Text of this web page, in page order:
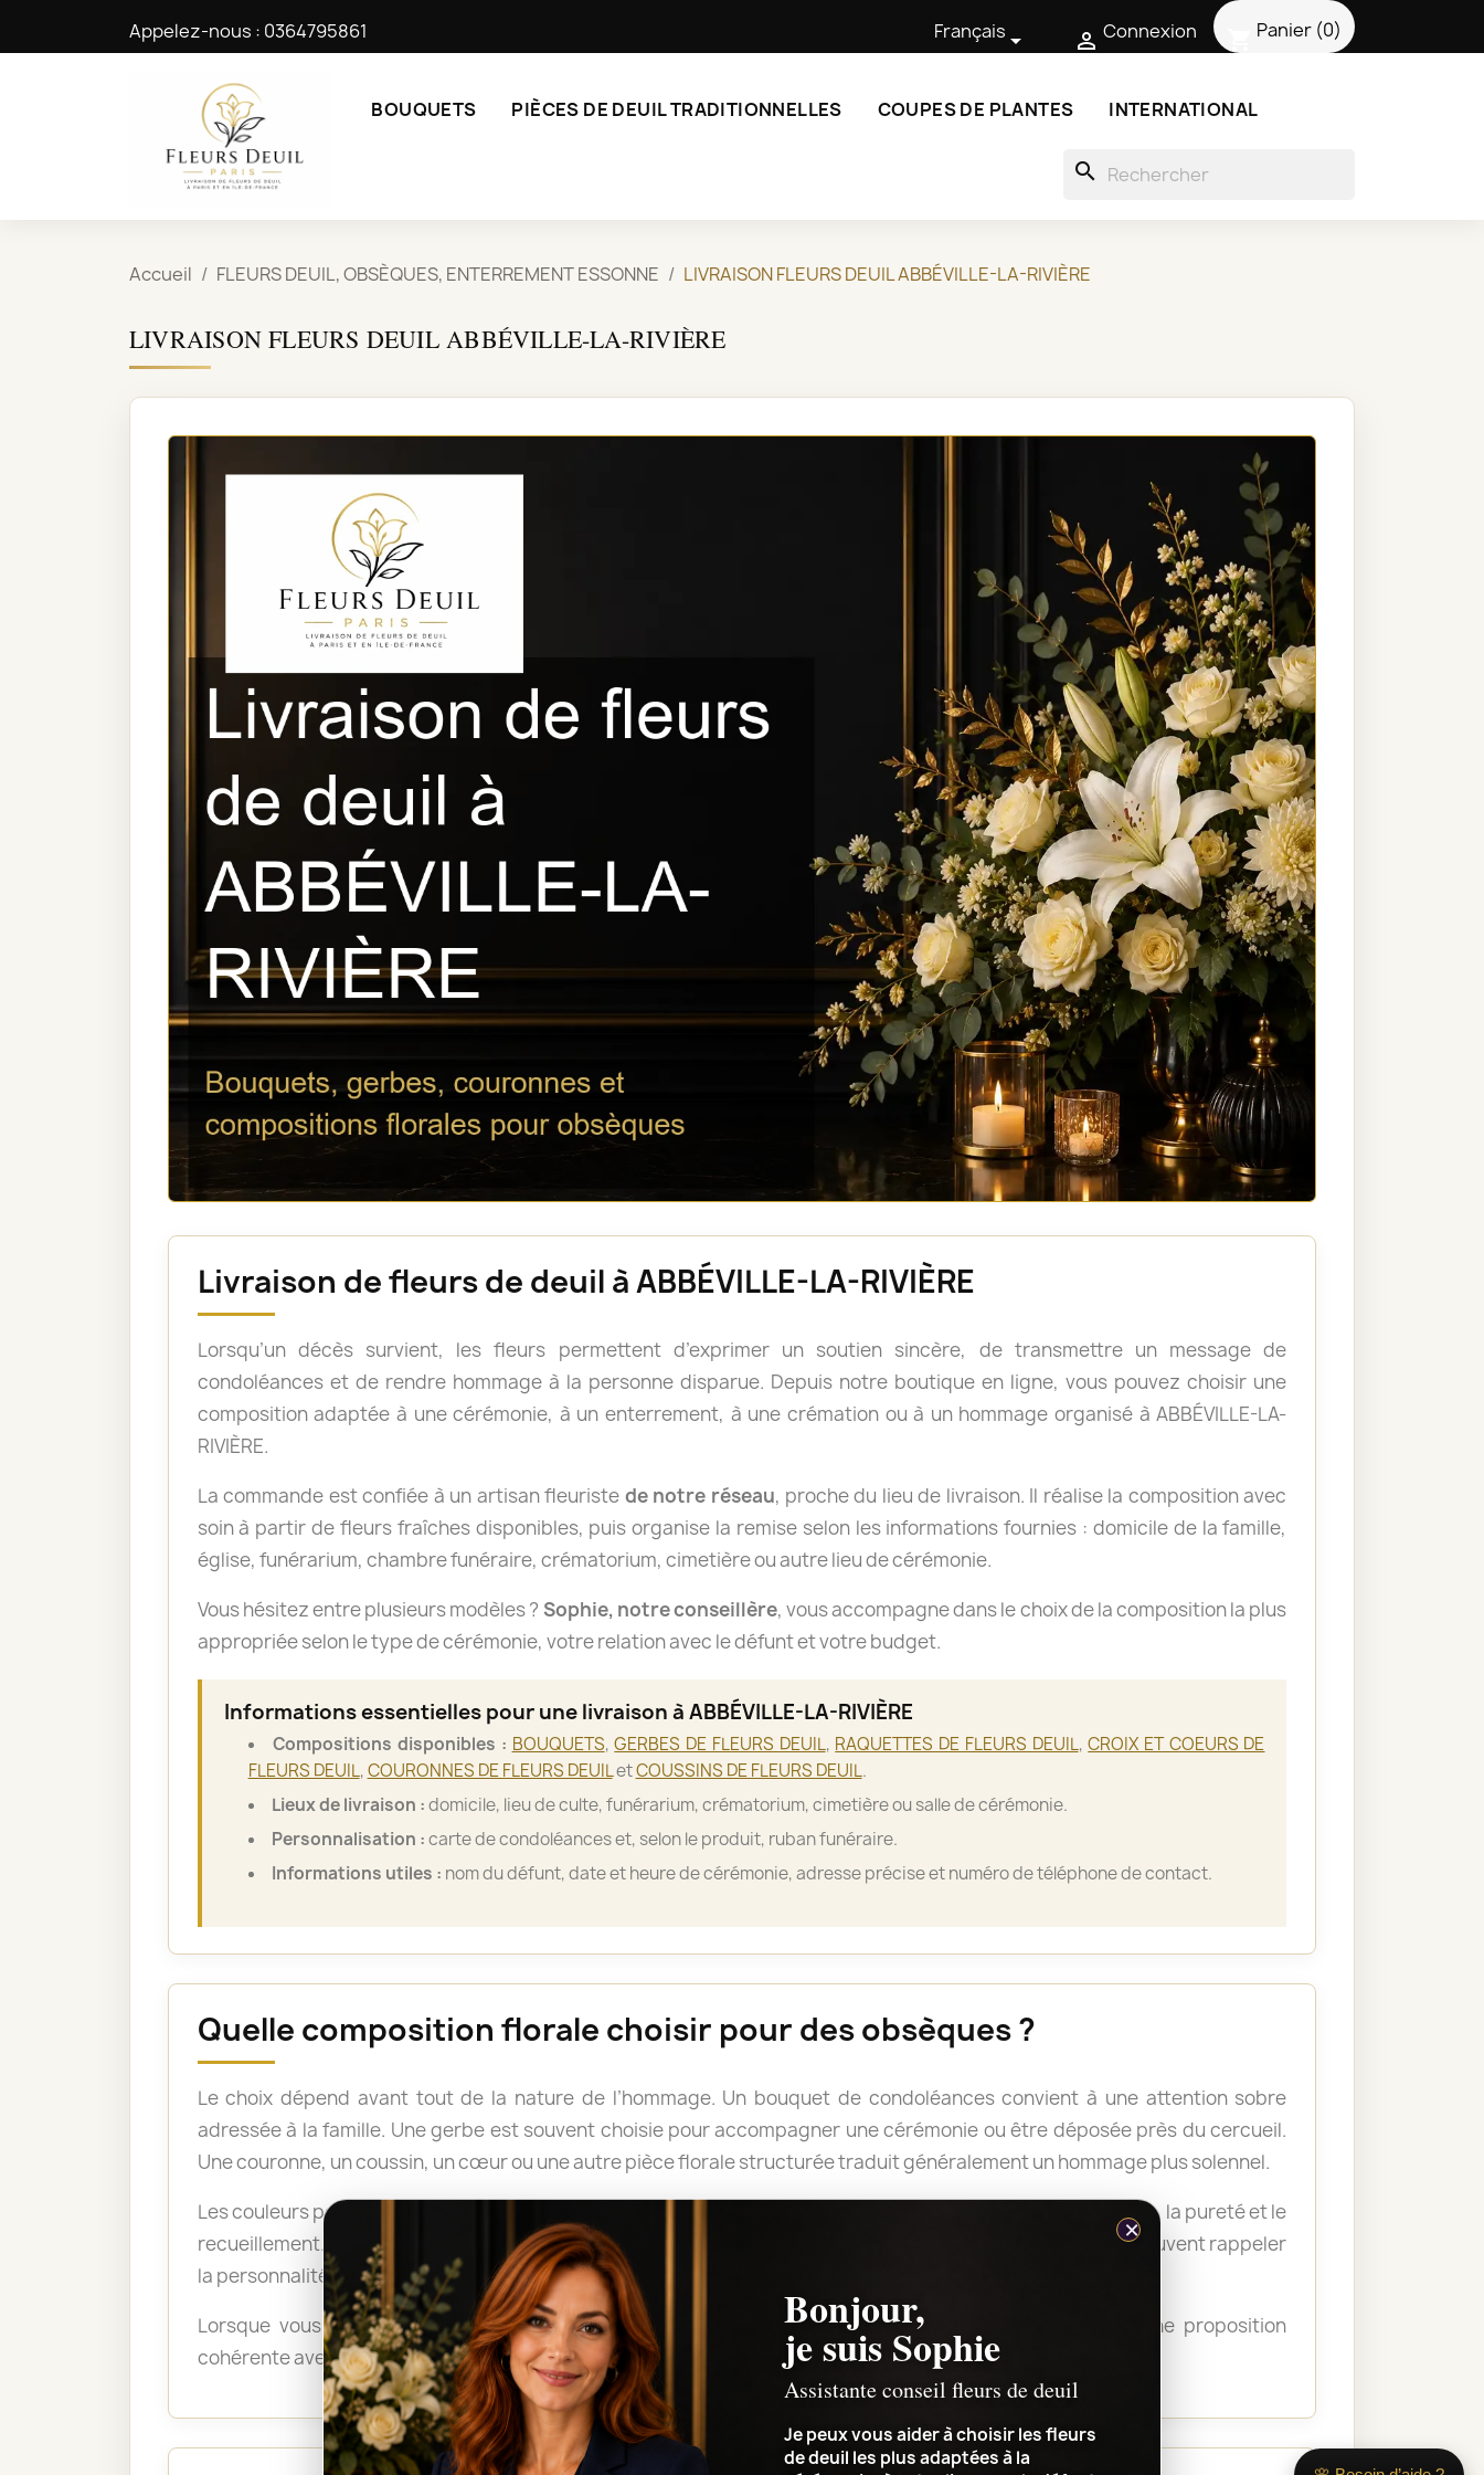
Appelez-nous : 0364795861 Français  Connexion Panier (0)
BOUQUETS PIÈCES DE DEUIL TRADITIONNELLES COUPES DE PLANTES INTERNATIONAL
search
Accueil FLEURS DEUIL, OBSÈQUES, ENTERREMENT ESSONNE LIVRAISON FLEURS DEUIL ABBÉVILLE-LA-RIVIÈRE
LIVRAISON FLEURS DEUIL ABBÉVILLE-LA-RIVIÈRE
Livraison de fleurs de deuil à ABBÉVILLE-LA-RIVIÈRE
Lorsqu’un décès survient, les fleurs permettent d’exprimer un soutien sincère, de transmettre un message de
condoléances et de rendre hommage à la personne disparue. Depuis notre boutique en ligne, vous pouvez choisir une
composition adaptée à une cérémonie, à un enterrement, à une crémation ou à un hommage organisé à ABBÉVILLE-LA-
RIVIÈRE.
La commande est confiée à un artisan fleuriste de notre réseau, proche du lieu de livraison. Il réalise la composition avec
soin à partir de fleurs fraîches disponibles, puis organise la remise selon les informations fournies : domicile de la famille,
église, funérarium, chambre funéraire, crématorium, cimetière ou autre lieu de cérémonie.
Vous hésitez entre plusieurs modèles ? Sophie, notre conseillère, vous accompagne dans le choix de la composition la plus
appropriée selon le type de cérémonie, votre relation avec le défunt et votre budget.
Informations essentielles pour une livraison à ABBÉVILLE-LA-RIVIÈRE
Compositions disponibles : BOUQUETS,GERBES DE FLEURS DEUIL, RAQUETTES DE FLEURS DEUIL,CROIX ET COEURS DE
FLEURS DEUIL,COURONNES DE FLEURS DEUILetCOUSSINS DE FLEURS DEUIL.
Lieux de livraison :domicile, lieu de culte, funérarium, crématorium, cimetière ou salle de cérémonie.
Personnalisation :carte de condoléances et, selon le produit, ruban funéraire.
Informations utiles : nom du défunt, date et heure de cérémonie, adresse précise et numéro de téléphone de contact.
Quelle composition florale choisir pour des obsèques ?
Le choix dépend avant tout de la nature de l’hommage. Un bouquet de condoléances convient à une attention sobre
adressée à la famille. Une gerbe est souvent choisie pour accompagner une cérémonie ou être déposée près du cercueil.
Une couronne, un coussin, un cœur ou une autre pièce florale structurée traduit généralement un hommage plus solennel.
Les couleurs peuvent également porter un message. Les fleurs blanches évoquent traditionnellement la paix, la pureté et le
recueillement. Les tons pastel apportent douceur et délicatesse, tandis que des couleurs plus soutenues peuvent rappeler
la personnalité du défunt ou exprimer un attachement profond.
Lorsque vous ne savez pas quelle forme ou quelles couleurs retenir, Sophie peut vous guider vers une proposition
cohérente avec le lieu, le déroulement de la cérémonie et le message que vous souhaitez transmettre.
×
Bonjour,
je suis Sophie
Assistante conseil fleurs de deuil
Je peux vous aider à choisir les fleurs
de deuil les plus adaptées à la